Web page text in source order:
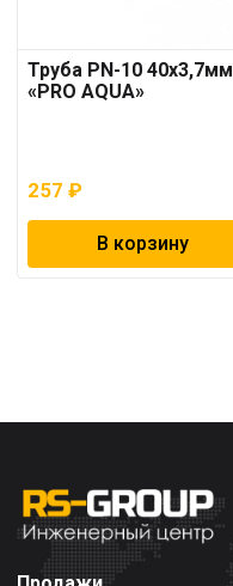
Труба PN-10 40х3,7мм
«PRO AQUA»
257 ₽
В корзину